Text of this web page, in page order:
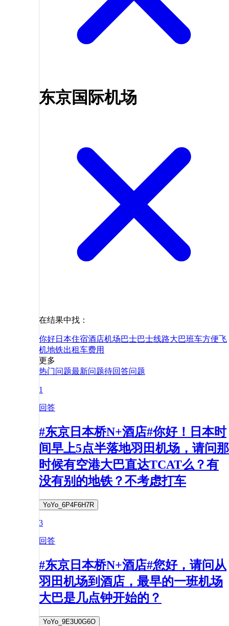
东京国际机场
在结果中找：
你好日本住宿酒店机场巴士巴士线路大巴班车方便飞
机地铁出租车费用
更多
热门问题最新问题待回答问题
1
回答
#东京日本桥N+酒店#你好！日本时
间早上5点半落地羽田机场，请问那
时候有空港大巴直达TCAT么？有
没有别的地铁？不考虑打车
YoYo_6P4F6H7R
3
回答
#东京日本桥N+酒店#您好，请问从
羽田机场到酒店，最早的一班机场
大巴是几点钟开始的？
YoYo_9E3U0G6O